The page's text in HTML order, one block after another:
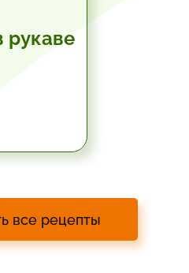
все рецепты